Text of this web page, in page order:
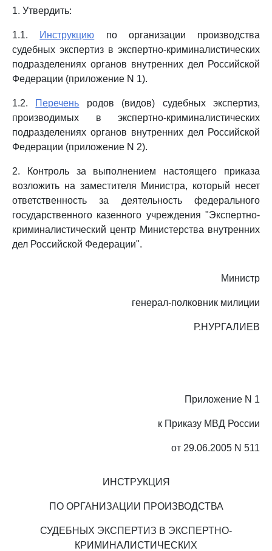
1. Утвердить:
1.1. Инструкцию по организации производства
судебных экспертиз в экспертно-криминалистических
подразделениях органов внутренних дел Российской
Федерации (приложение N 1).
1.2. Перечень родов (видов) судебных экспертиз,
производимых в экспертно-криминалистических
подразделениях органов внутренних дел Российской
Федерации (приложение N 2).
2. Контроль за выполнением настоящего приказа
возложить на заместителя Министра, который несет
ответственность за деятельность федерального
государственного казенного учреждения "Экспертно-
криминалистический центр Министерства внутренних
дел Российской Федерации".
Министр
генерал-полковник милиции
Р.НУРГАЛИЕВ
Приложение N 1
к Приказу МВД России
от 29.06.2005 N 511
ИНСТРУКЦИЯ
ПО ОРГАНИЗАЦИИ ПРОИЗВОДСТВА
СУДЕБНЫХ ЭКСПЕРТИЗ В ЭКСПЕРТНО-
КРИМИНАЛИСТИЧЕСКИХ